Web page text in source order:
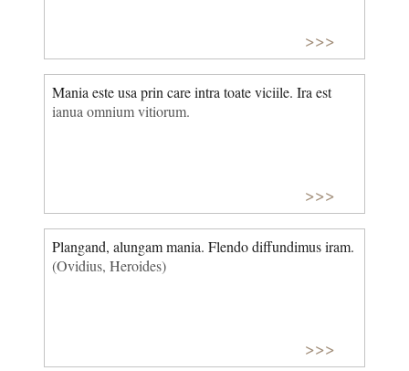
>>>
Mania este usa prin care intra toate viciile. Ira est
ianua omnium vitiorum.
>>>
Plangand, alungam mania. Flendo diffundimus iram.
(Ovidius, Heroides)
>>>